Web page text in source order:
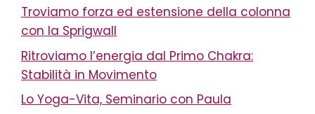
Troviamo forza ed estensione della colonna
con la Sprigwall
Ritroviamo l’energia dal Primo Chakra:
Stabilità in Movimento
Lo Yoga-Vita, Seminario con Paula